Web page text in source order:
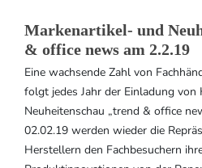
Markenartikel- und
& office news am 2.2.19
Eine wachsende Zahl von
folgt jedes Jahr der Einladung von
Neuheitenschau „trend & office
02.02.19 werden wieder die
Herstellern den Fachbesuchern